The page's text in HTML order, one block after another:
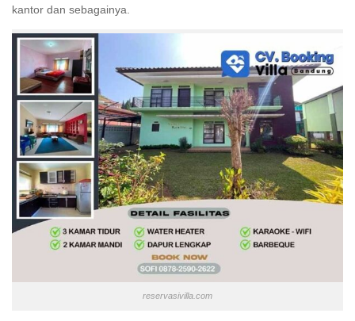
kantor dan sebagainya.
reservasivilla.com